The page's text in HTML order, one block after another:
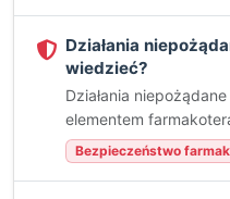
Działania
wiedzieć?
Działania
elementem
Bezpieczeństwo